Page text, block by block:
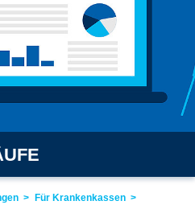
Für Krankenkassen